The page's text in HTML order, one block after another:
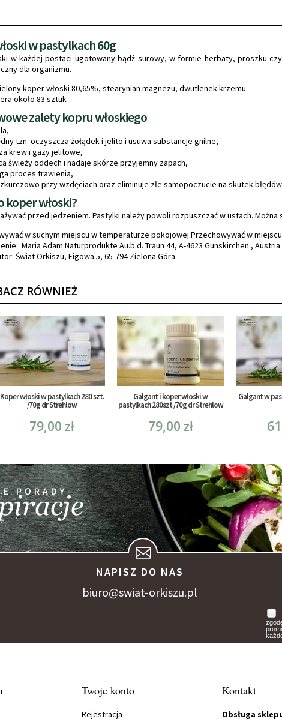
w pastylkach 60g
w każdej postaci ugotowany bądź surowy, w formie herbaty, proszku
dla organizmu.
koper włoski 80,65%, stearynian magnezu, dwutlenek krzemu
około 83 sztuk
zalety kopru włoskiego
tzn. oczyszcza żołądek i jelito i usuwa substancje gnilne,
krew i gazy jelitowe,
świeży oddech i nadaje skórze przyjemny zapach,
proces trawienia,
przy wzdęciach oraz eliminuje złe samopoczucie na skutek
koper włoski?
przed jedzeniem. Pastylki należy powoli rozpuszczać w ustach.
w suchym miejscu w temperaturze pokojowej.Przechowywać w
Maria Adam Naturprodukte Au.b.d. Traun 44, A-4623 Gunskirchen , Austria
Świat Orkiszu, Figowa 5, 65-794 Zielona Góra
RÓWNIEŻ
Koper włoski w pastylkach 280 szt.
/70g dr Strehlow
79,00 zł
Galgant i koper włoski w
pastylkach 280szt /70g dr Strehlow
79,00 zł
Galgant w
NAPISZ DO NAS
biuro@swiat-orkiszu.pl
Twoje konto
Rejestracja
Kontakt
Obsługa